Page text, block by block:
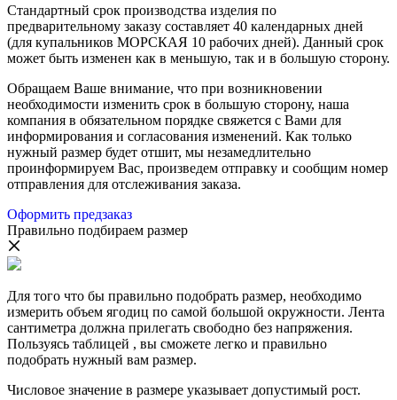
Стандартный срок производства изделия по
предварительному заказу составляет 40 календарных дней
(для купальников МОРСКАЯ 10 рабочих дней). Данный срок
может быть изменен как в меньшую, так и в большую сторону.
Обращаем Ваше внимание, что при возникновении
необходимости изменить срок в большую сторону, наша
компания в обязательном порядке свяжется с Вами для
информирования и согласования изменений. Как только
нужный размер будет отшит, мы незамедлительно
проинформируем Вас, произведем отправку и сообщим номер
отправления для отслеживания заказа.
Оформить предзаказ
Правильно подбираем размер
Для того что бы правильно подобрать размер, необходимо
измерить объем ягодиц по самой большой окружности. Лента
сантиметра должна прилегать свободно без напряжения.
Пользуясь таблицей , вы сможете легко и правильно
подобрать нужный вам размер.
Числовое значение в размере указывает допустимый рост.